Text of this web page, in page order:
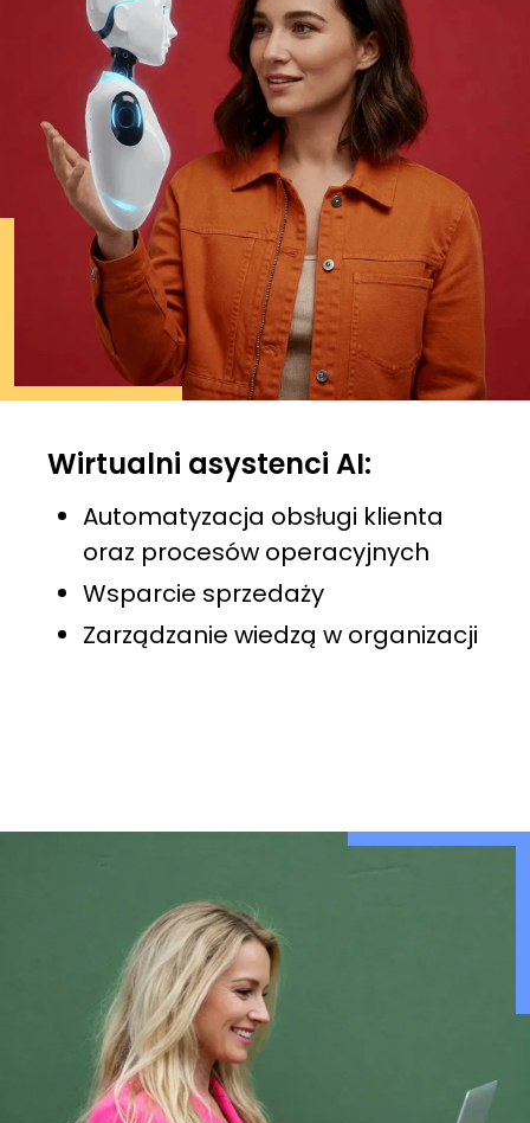
Wirtualni asystenci AI:
Automatyzacja obsługi klienta
oraz procesów operacyjnych
Wsparcie sprzedaży
Zarządzanie wiedzą w organizacji